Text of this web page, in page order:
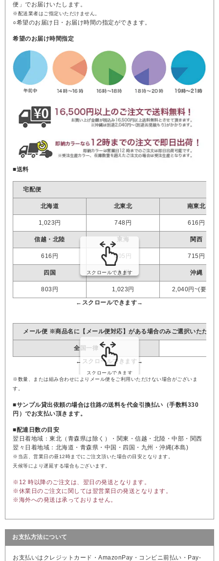
便」でお届けいたします。
※配送業者はご指定いただけません。
○希望のお届け日・お届け時間の指定ができます。
希望のお届け時間指定
■送料
宅配便
北海道 北東北 南東北
1,023円 748円 616円
信越・北陸 東海 関西
616円 605円 715円
四国 九州 沖縄
803円 1,023円 2,040円~(要見
メール便 ※商品名に【メール便対応】がある場合のみご選択いただけ
全国一律
※数量、または組み合わせによりメール便をご利用いただけない場合がございま
す。
■サンプル貸出依頼の場合は往路の送料を代金引換払い（手数料330
円）でお支払い頂きます。
■配達日数の目安
翌日着地域：東北（青森県は除く）・関東・信越・北陸・中部・関西
翌々日着地域：北海道・青森県・中国・四国・九州・沖縄(本島)
※当店、営業日の昼12時までにご注文頂いた場合の目安となります。
天候等により遅延する場合もございます。
※12 時以降のご注文は、翌日の発送となります。
※休業日のご注文に関しては翌営業日の発送となります。
※海外への発送は承っておりません。
お支払方法について
お支払いはクレジットカード・AmazonPay・コンビニ前払い・Pay-